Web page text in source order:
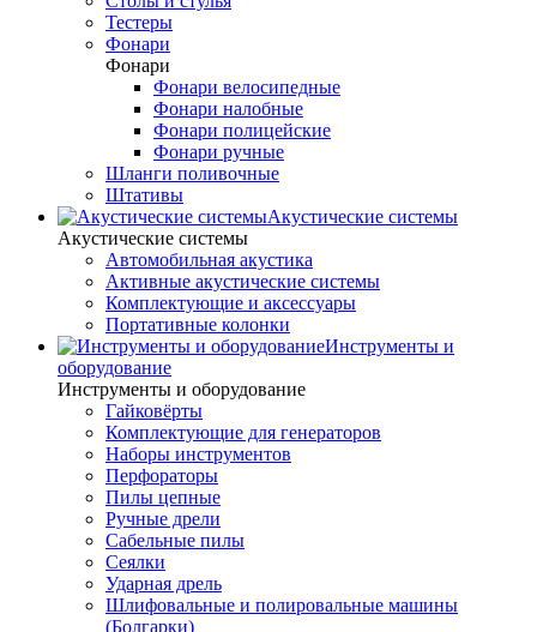
Тестеры
Фонари
Фонари
Фонари велосипедные
Фонари налобные
Фонари полицейские
Фонари ручные
Шланги поливочные
Штативы
Акустические системы
Акустические системы
Автомобильная акустика
Активные акустические системы
Комплектующие и аксессуары
Портативные колонки
Инструменты и
оборудование
Инструменты и оборудование
Гайковёрты
Комплектующие для генераторов
Наборы инструментов
Перфораторы
Пилы цепные
Ручные дрели
Сабельные пилы
Сеялки
Ударная дрель
Шлифовальные и полировальные машины
(Болгарки)